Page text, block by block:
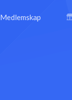
Medlemskap